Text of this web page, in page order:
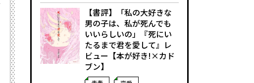
【書評】「私の大好きな
男の子は、私が死んでも
いいらしいの」――『死にい
たるまで君を愛して』レ
ビュー【本が好き!×カド
ブン】